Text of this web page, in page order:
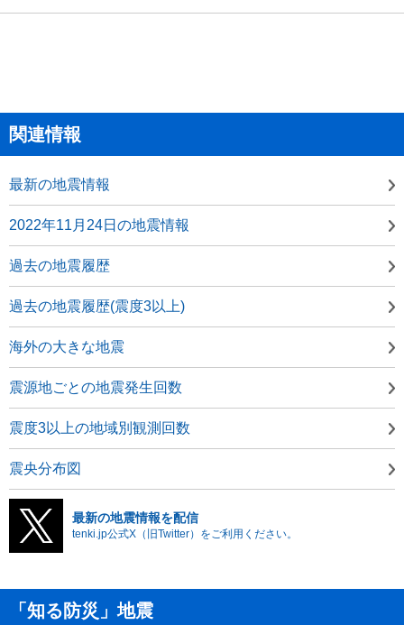
関連情報
最新の地震情報
2022年11月24日の地震情報
過去の地震履歴
過去の地震履歴(震度3以上)
海外の大きな地震
震源地ごとの地震発生回数
震度3以上の地域別観測回数
震央分布図
最新の地震情報を配信
tenki.jp公式X（旧Twitter）をご利用ください。
「知る防災」地震